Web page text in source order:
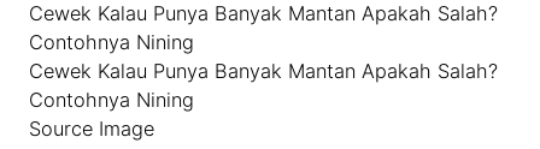
Cewek Kalau Punya Banyak Mantan Apakah Salah?
Contohnya Nining
Cewek Kalau Punya Banyak Mantan Apakah Salah?
Contohnya Nining
Source Image